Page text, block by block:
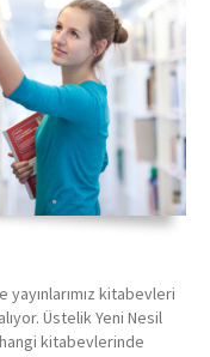
yayınlarımız kitabevleri
Üstelik Yeni Nesil
hangi kitabevlerinde